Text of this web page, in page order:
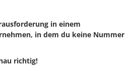
in einem
in dem du keine Nummer
richtig!